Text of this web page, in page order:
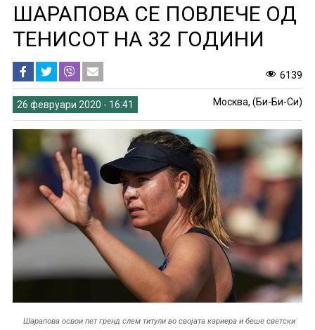
ШАРАПОВА СЕ ПОВЛЕЧЕ ОД
ТЕНИСОТ НА 32 ГОДИНИ
6139
26 февруари 2020 - 16:41 Москва, (Би-Би-Си)
Шарапова освои пет гренд слем титули во својата кариера и беше светски